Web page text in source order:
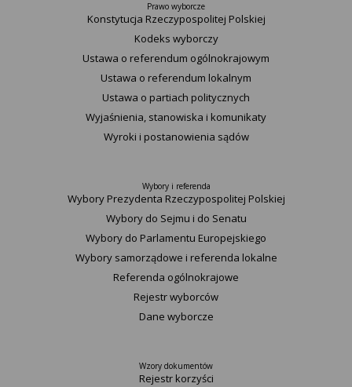
Prawo wyborcze
Konstytucja Rzeczypospolitej Polskiej​
Kodeks wyborczy
Ustawa o referendum ogólnokrajowym
Ustawa o referendum lokalnym
Ustawa o partiach politycznych
Wyjaśnienia, stanowiska i komunikaty
Wyroki i postanowienia sądów
Wybory i referenda
Wybory Prezydenta Rzeczypospolitej Polskiej
Wybory do Sejmu i do Senatu
Wybory do Parlamentu Europejskiego
Wybory samorządowe i referenda lokalne
Referenda ogólnokrajowe
Rejestr wyborców
Dane wyborcze
Wzory dokumentów
Rejestr korzyści